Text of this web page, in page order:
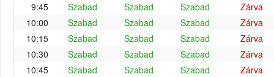
9:45
Szabad Szabad Szabad
Zárva
10:00
Szabad Szabad Szabad
Zárva
10:15
Szabad Szabad Szabad
Zárva
10:30
Szabad Szabad Szabad
Zárva
10:45
Szabad Szabad Szabad
Zárva